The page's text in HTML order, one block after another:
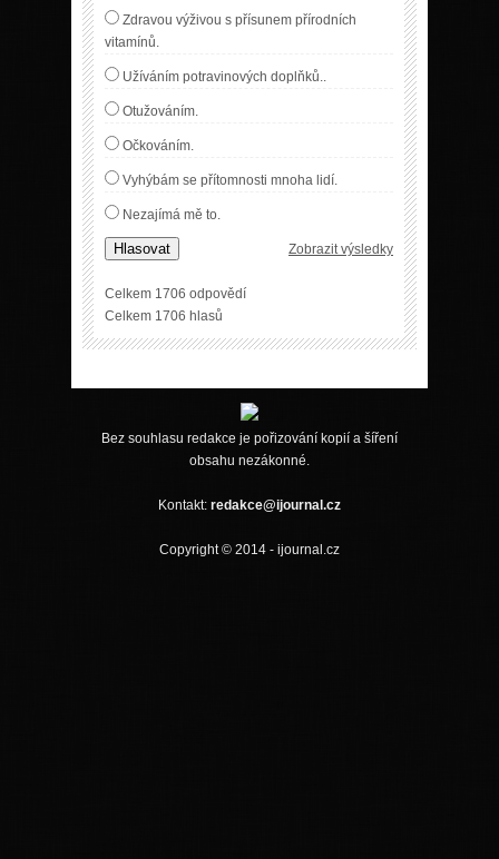
Zdravou výživou s přísunem přírodních
vitamínů.
Užíváním potravinových doplňků..
Otužováním.
Očkováním.
Vyhýbám se přítomnosti mnoha lidí.
Nezajímá mě to.
Hlasovat Zobrazit výsledky
Celkem 1706 odpovědí
Celkem 1706 hlasů
Bez souhlasu redakce je pořizování kopií a šíření
obsahu nezákonné.
Kontakt: redakce@ijournal.cz
Copyright © 2014 - ijournal.cz